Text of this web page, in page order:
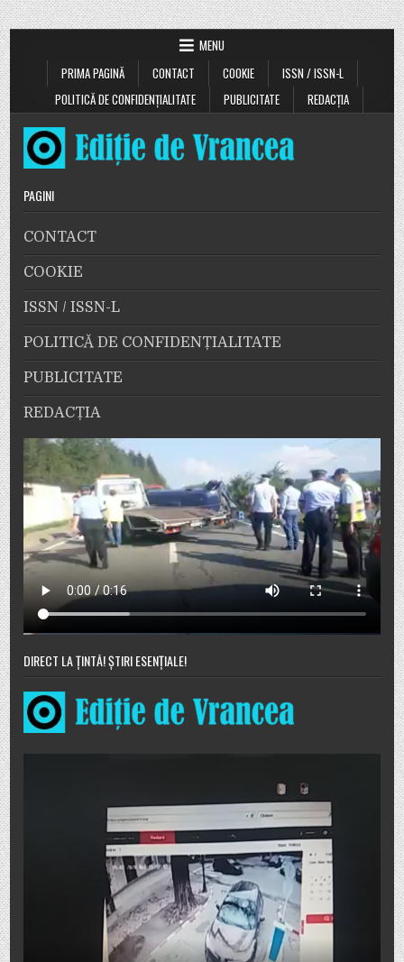
MENU
PRIMA PAGINĂ
CONTACT COOKIE
ISSN / ISSN-L
POLITICĂ DE CONFIDENȚIALITATE
PUBLICITATE REDACȚIA
PAGINI
CONTACT
COOKIE
ISSN / ISSN-L
POLITICĂ DE CONFIDENȚIALITATE
PUBLICITATE
REDACȚIA
DIRECT LA ȚINTĂ! ȘTIRI ESENȚIALE!